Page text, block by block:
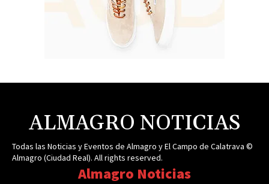
ALMAGRO NOTICIAS
Todas las Noticias y Eventos de Almagro y El Campo de Calatrava ©
Almagro (Ciudad Real). All rights reserved.
Almagro Noticias